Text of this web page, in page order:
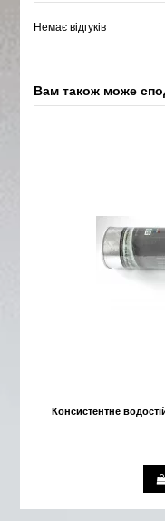
Немає відгуків
Вам також може
Консистентне